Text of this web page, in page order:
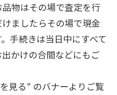
物はその場で査定を行
ましたらその場で現金
手続きは当日中にすべて
かけの合間などにもご
見る" のバナーよりご覧